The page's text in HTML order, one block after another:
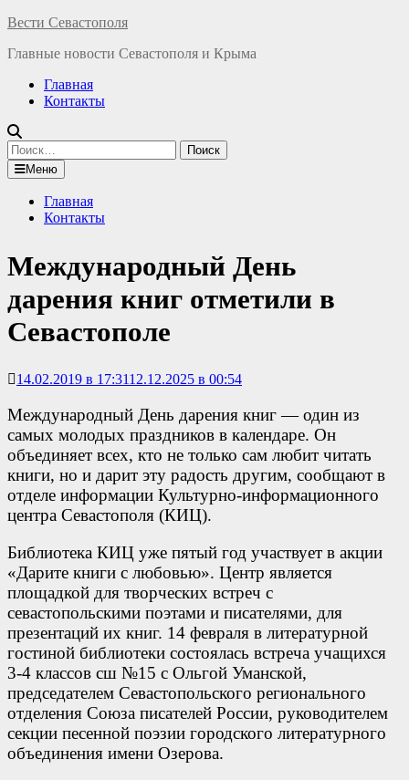
Перейти
содержимому
Вести Севастополя
Главные новости Севастополя и Крыма
Главная
Контакты
Найти:
Меню
Главная
Контакты
Международный День
дарения книг отметили в
Севастополе
14.02.2019 в 17:3112.12.2025 в 00:54
Международный День дарения книг — один из
самых молодых праздников в календаре. Он
объединяет всех, кто не только сам любит читать
книги, но и дарит эту радость другим, сообщают в
отделе информации Культурно-информационного
центра Севастополя (КИЦ).
Библиотека КИЦ уже пятый год участвует в акции
«Дарите книги с любовью». Центр является
площадкой для творческих встреч с
севастопольскими поэтами и писателями, для
презентаций их книг. 14 февраля в литературной
гостиной библиотеки состоялась встреча учащихся
3-4 классов сш №15 с Ольгой Уманской,
председателем Севастопольского регионального
отделения Союза писателей России, руководителем
секции песенной поэзии городского литературного
объединения имени Озерова.